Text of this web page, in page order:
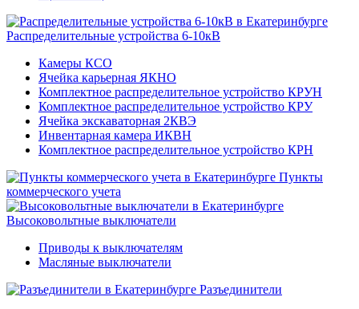
Распределительные устройства 6-10кВ
Камеры КСО
Ячейка карьерная ЯКНО
Комплектное распределительное устройство КРУН
Комплектное распределительное устройство КРУ
Ячейка экскаваторная 2КВЭ
Инвентарная камера ИКВН
Комплектное распределительное устройство КРН
Пункты
коммерческого учета
Высоковольтные выключатели
Приводы к выключателям
Масляные выключатели
Разъединители